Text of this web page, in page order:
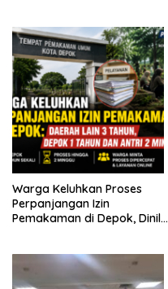
Warga Keluhkan Proses
Perpanjangan Izin
Pemakaman di Depok, Dinilai